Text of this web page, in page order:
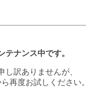
テナンス中です。
し訳ありませんが、
再度お試しください。